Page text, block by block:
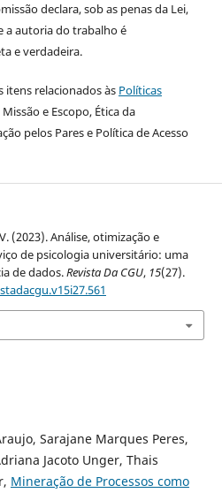
declara, sob as penas da Lei,
a autoria do trabalho é
e verdadeira.
itens relacionados às Políticas
e Escopo, Ética da
pelos Pares e Política de Acesso
(2023). Análise, otimização e
de psicologia universitário: uma
de dados.Revista Da CGU, 15(27).
Sarajane Marques Peres,
Jacoto Unger, Thais
Mineração de Processos como